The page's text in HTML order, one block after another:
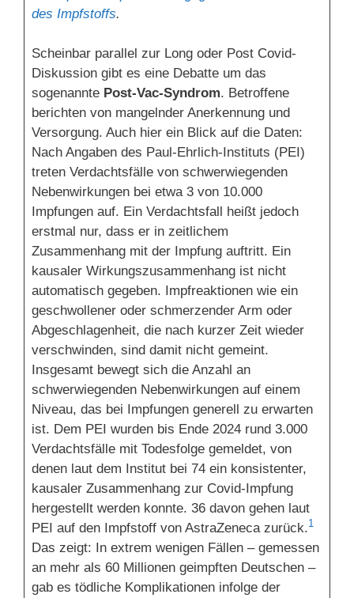
des Impfstoffs.
Scheinbar parallel zur Long oder Post Covid-
Diskussion gibt es eine Debatte um das
sogenannte Post-Vac-Syndrom. Betroffene
berichten von mangelnder Anerkennung und
Versorgung. Auch hier ein Blick auf die Daten:
Nach Angaben des Paul-Ehrlich-Instituts (PEI)
treten Verdachtsfälle von schwerwiegenden
Nebenwirkungen bei etwa 3 von 10.000
Impfungen auf. Ein Verdachtsfall heißt jedoch
erstmal nur, dass er in zeitlichem
Zusammenhang mit der Impfung auftritt. Ein
kausaler Wirkungszusammenhang ist nicht
automatisch gegeben. Impfreaktionen wie ein
geschwollener oder schmerzender Arm oder
Abgeschlagenheit, die nach kurzer Zeit wieder
verschwinden, sind damit nicht gemeint.
Insgesamt bewegt sich die Anzahl an
schwerwiegenden Nebenwirkungen auf einem
Niveau, das bei Impfungen generell zu erwarten
ist. Dem PEI wurden bis Ende 2024 rund 3.000
Verdachtsfälle mit Todesfolge gemeldet, von
denen laut dem Institut bei 74 ein konsistenter,
kausaler Zusammenhang zur Covid-Impfung
hergestellt werden konnte. 36 davon gehen laut
PEI auf den Impfstoff von AstraZeneca zurück.1
Das zeigt: In extrem wenigen Fällen – gemessen
an mehr als 60 Millionen geimpften Deutschen –
gab es tödliche Komplikationen infolge der